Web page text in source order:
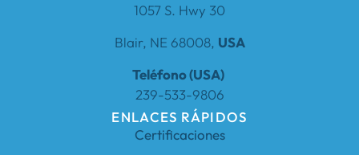
1057 S. Hwy 30
Blair, NE 68008, USA
Teléfono (USA)
239-533-9806
ENLACES RÁPIDOS
Certificaciones